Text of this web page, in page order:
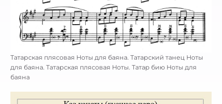
Татарская плясовая Ноты для баяна. Татарский танец Ноты
для баяна. Татарская плясовая Ноты. Татар бию Ноты для
баяна